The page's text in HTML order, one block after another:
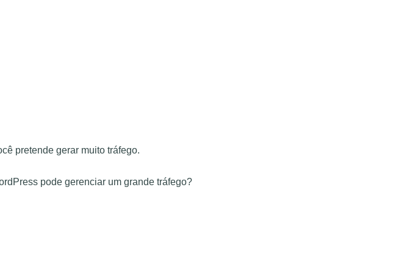
pretende gerar muito tráfego.
pode gerenciar um grande tráfego?